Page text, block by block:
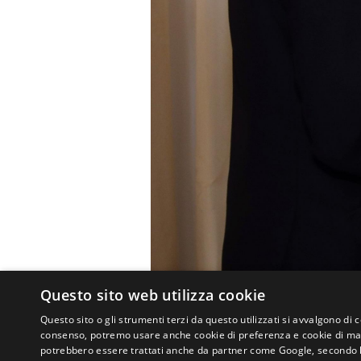
Questo sito web utilizza cookie
Questo sito o gli strumenti terzi da questo utilizzati si avvalgono di
consenso, potremo usare anche cookie di preferenza e cookie di
potrebbero essere trattati anche da partner come Google,